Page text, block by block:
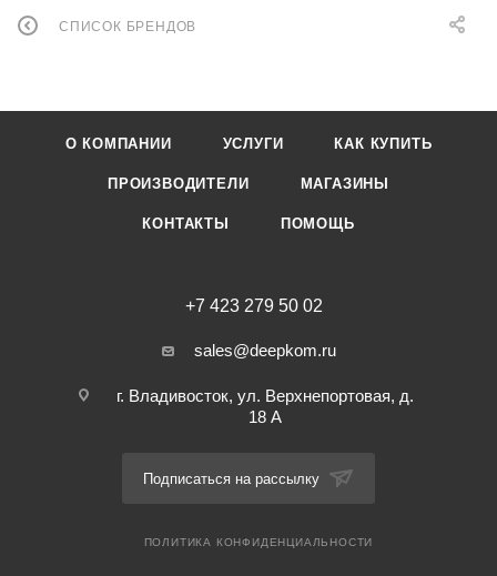
СПИСОК БРЕНДОВ
О КОМПАНИИ УСЛУГИ КАК КУПИТЬ
ПРОИЗВОДИТЕЛИ МАГАЗИНЫ
КОНТАКТЫ ПОМОЩЬ
+7 423 279 50 02
sales@deepkom.ru
г. Владивосток, ул. Верхнепортовая, д.
18 А
Подписаться на рассылку
ПОЛИТИКА КОНФИДЕНЦИАЛЬНОСТИ